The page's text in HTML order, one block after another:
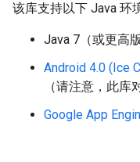
该库支持以下 Java 环
Java 7（或更高版
Android 4.0 (Ice
（请注意，此库
Google App